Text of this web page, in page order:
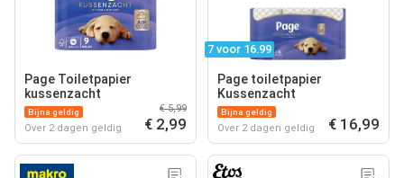
Page Toiletpapier
kussenzacht
Bijna geldig
Over 2 dagen geldig
€ 5,99
€ 2,99
7 voor 16.99
Page toiletpapier
Kussenzacht
Bijna geldig
Over 2 dagen geldig € 16,99